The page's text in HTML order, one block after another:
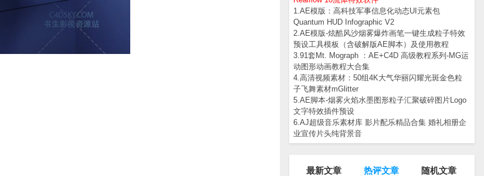
1.AE模版：高科技军事信息化动态UI元素包
Quantum HUD Infographic V2
2.AE模版-炫酷风沙烟雾爆炸画笔一键生成粒子特效
预设工具模板（含破解版AE脚本）及使用教程
3.91套Mt. Mograph ：AE+C4D 高级教程系列-MG运
动图形动画教程大合集
4.高清视频素材：50组4K大气华丽闪耀光斑金色粒
子飞舞素材mGlitter
5.AE脚本-烟雾火焰水墨图形粒子汇聚破碎图片Logo
文字特效插件预设
6.AJ超级音乐素材库 影片配乐精品合集 婚礼相册企
业宣传片头纯背景音
最新文章 热评文章 随机文章